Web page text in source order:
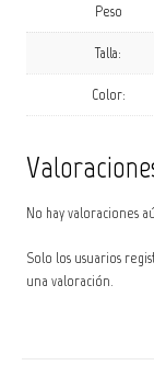
Peso
Talla:
Color:
No hay valoraciones
Solo los usuarios
una valoración.